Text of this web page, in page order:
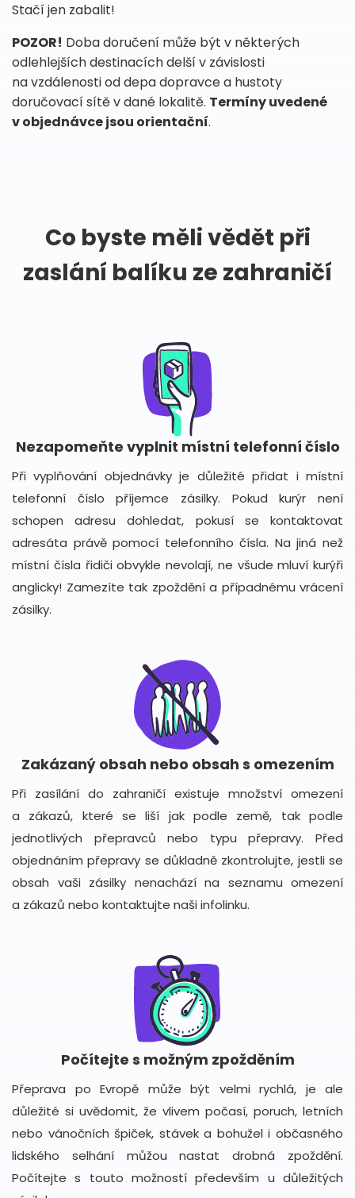
Stačí jen zabalit!
POZOR! Doba doručení může být v některých
odlehlejších destinacích delší v závislosti
na vzdálenosti od depa dopravce a hustoty
doručovací sítě v dané lokalitě. Termíny uvedené
v objednávce jsou orientační.
Co byste měli vědět při
zaslání balíku ze zahraničí
Nezapomeňte vyplnit místní telefonní číslo
Při vyplňování objednávky je důležité přidat i místní
telefonní číslo příjemce zásilky. Pokud kurýr není
schopen adresu dohledat, pokusí se kontaktovat
adresáta právě pomocí telefonního čísla. Na jiná než
místní čísla řidiči obvykle nevolají, ne všude mluví kurýři
anglicky! Zamezíte tak zpoždění a případnému vrácení
zásilky.
Zakázaný obsah nebo obsah s omezením
Při zasílání do zahraničí existuje množství omezení
a zákazů, které se liší jak podle země, tak podle
jednotlivých přepravců nebo typu přepravy. Před
objednáním přepravy se důkladně zkontrolujte, jestli se
obsah vaši zásilky nenachází na seznamu omezení
a zákazů nebo kontaktujte naši infolinku.
Počítejte s možným zpožděním
Přeprava po Evropě může být velmi rychlá, je ale
důležité si uvědomit, že vlivem počasí, poruch, letních
nebo vánočních špiček, stávek a bohužel i občasného
lidského selhání můžou nastat drobná zpoždění.
Počítejte s touto možností především u důležitých